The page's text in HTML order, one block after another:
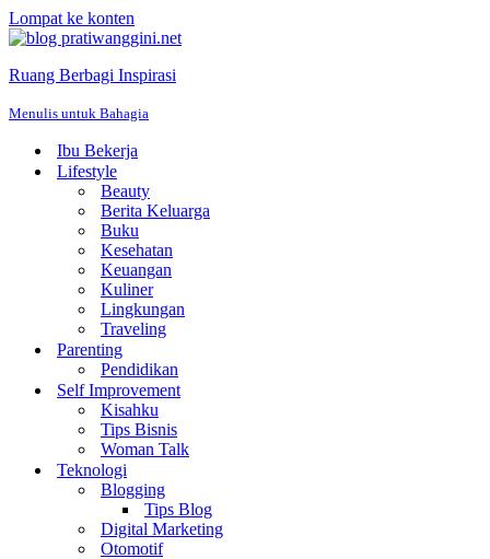
Lompat ke konten
Ruang Berbagi Inspirasi
Menulis untuk Bahagia
Ibu Bekerja
Lifestyle
Beauty
Berita Keluarga
Buku
Kesehatan
Keuangan
Kuliner
Lingkungan
Traveling
Parenting
Pendidikan
Self Improvement
Kisahku
Tips Bisnis
Woman Talk
Teknologi
Blogging
Tips Blog
Digital Marketing
Otomotif